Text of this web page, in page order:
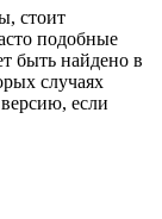
стоит
подобные
быть найдено в
случаях
если